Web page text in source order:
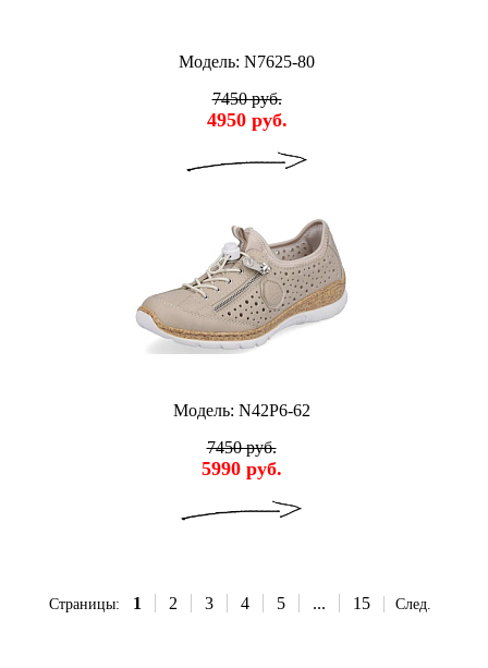
Модель: N7625-80
7450 руб.
4950 руб.
Модель: N42P6-62
7450 руб.
5990 руб.
Страницы: 1 2 3 4 5 ... 15 След.